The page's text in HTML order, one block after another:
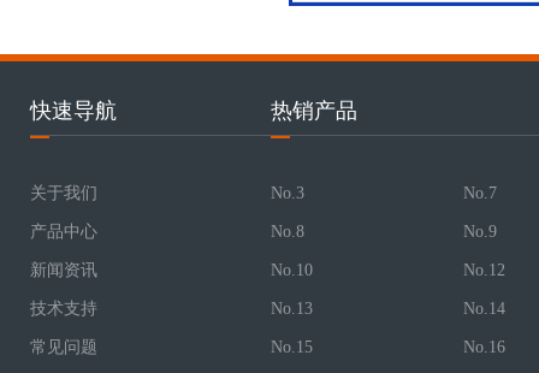
快速导航
关于我们
产品中心
新闻资讯
技术支持
常见问题
热销产品
No.3 No.7
No.8 No.9
No.10 No.12
No.13 No.14
No.15 No.16